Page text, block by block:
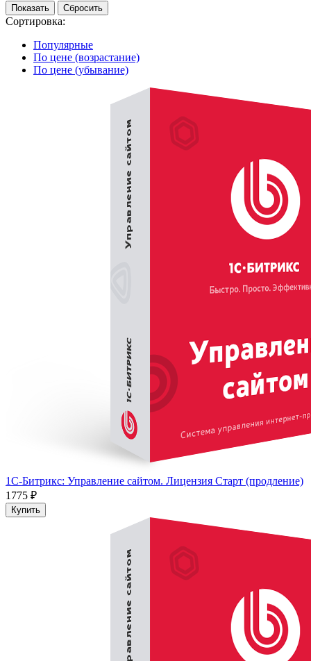
Сортировка:
Популярные
По цене (возрастание)
По цене (убывание)
1С-Битрикс: Управление сайтом. Лицензия Старт (продление)
1775 ₽
Купить